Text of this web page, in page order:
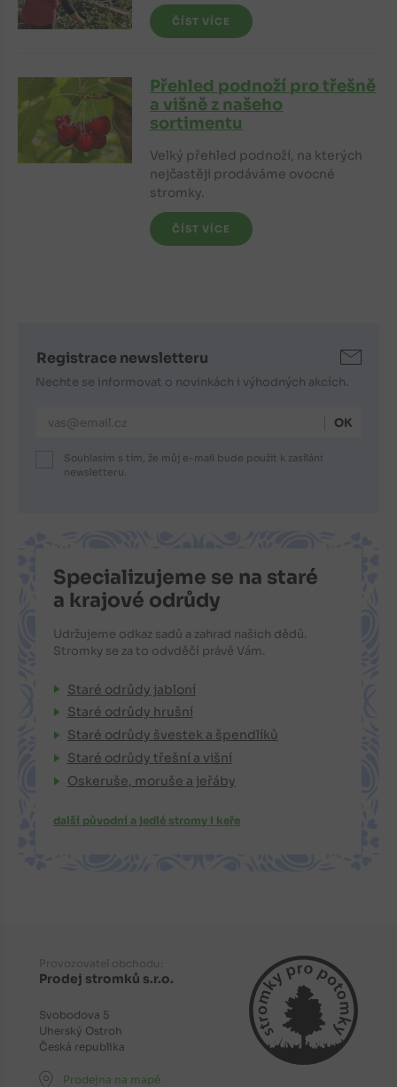
ČÍST VÍCE
Přehled podnoží pro třešně
a višně z našeho
sortimentu
Velký přehled podnoží, na kterých
nejčastěji prodáváme ovocné
stromky.
ČÍST VÍCE
Registrace newsletteru
Nechte se informovat o novinkách i výhodných akcích.
E-mailová adresa
Souhlasím s tím, že můj e-mail bude použit k zasílání
newsletteru.
Specializujeme se na staré
a krajové odrůdy
Udržujeme odkaz sadů a zahrad našich dědů.
Stromky se za to odvděčí právě Vám.
Staré odrůdy jabloní
Staré odrůdy hrušní
Staré odrůdy švestek a špendlíků
Staré odrůdy třešní a višní
Oskeruše, moruše a jeřáby
další původní a jedlé stromy i keře
Provozovatel obchodu:
Prodej stromků s.r.o.
Svobodova 5
Uherský Ostroh
Česká republika
Prodejna na mapě